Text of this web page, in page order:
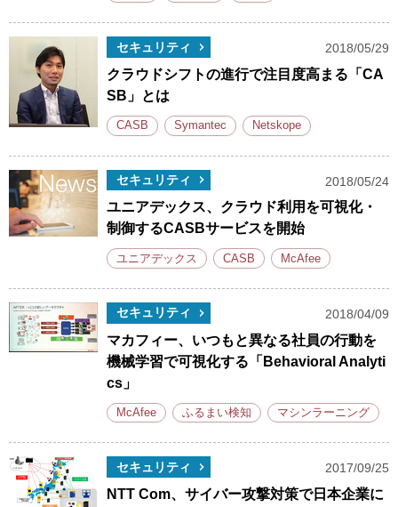
セキュリティ 2018/05/29
クラウドシフトの進行で注目度高まる「CA
SB」とは
CASB Symantec Netskope
セキュリティ 2018/05/24
ユニアデックス、クラウド利用を可視化・
制御するCASBサービスを開始
ユニアデックス CASB McAfee
セキュリティ 2018/04/09
マカフィー、いつもと異なる社員の行動を
機械学習で可視化する「Behavioral Analyti
cs」
McAfee ふるまい検知 マシンラーニング
セキュリティ 2017/09/25
NTT Com、サイバー攻撃対策で日本企業に